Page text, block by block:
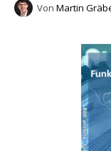
Von Martin